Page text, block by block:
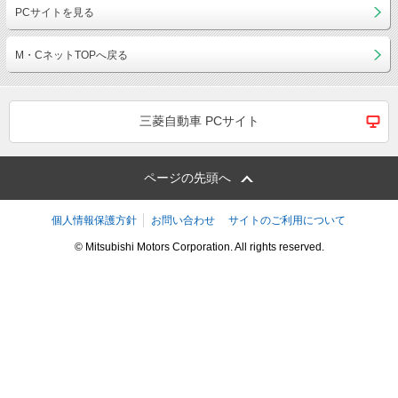
PCサイトを見る
M・CネットTOPへ戻る
三菱自動車 PCサイト
ページの先頭へ
個人情報保護方針 お問い合わせ サイトのご利用について
© Mitsubishi Motors Corporation. All rights reserved.